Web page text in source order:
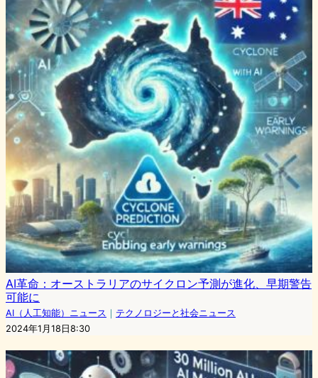
AI革命：オーストラリアのサイクロン予測が進化、早期警告
可能に
AI（人工知能）ニュース ｜ テクノロジーと社会ニュース
2024年1月18日8:30